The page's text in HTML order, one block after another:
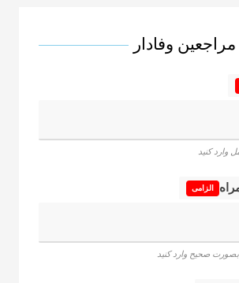
وفادار
وارد کنید
الزامی
صحیح وارد کنید